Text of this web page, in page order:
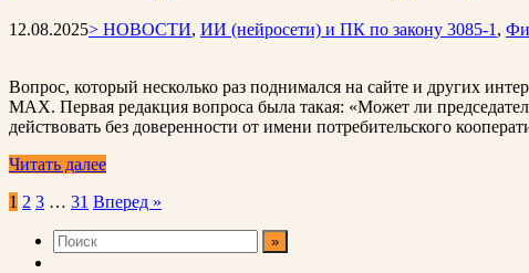
12.08.2025> НОВОСТИ, ИИ (нейросети) и ПК по закону 3085-1 ,
Вопрос, который несколько раз поднимался на сайте и других
MAX. Первая редакция вопроса была такая: «Может ли
действовать без доверенности от имени потребительского
Читать далее
Пагинация
записей
1 2 3 … 31 Вперед »